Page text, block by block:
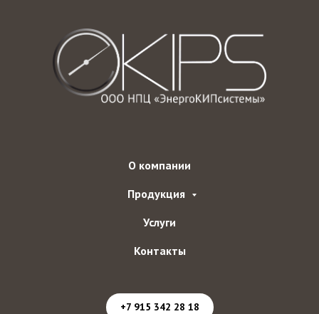
О компании
Продукция
Услуги
Контакты
+7 915 342 28 18